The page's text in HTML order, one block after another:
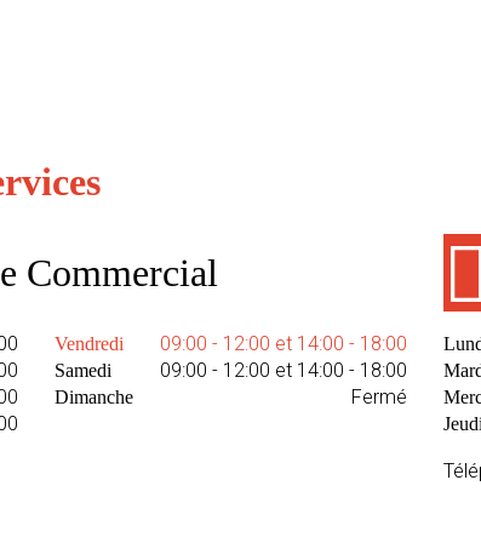
Commercial
Vendredi 09:00 - 12:00 et 14:00 - 18:00
Samedi 09:00 - 12:00 et 14:00 - 18:00
Dimanche Fermé
Jeudi